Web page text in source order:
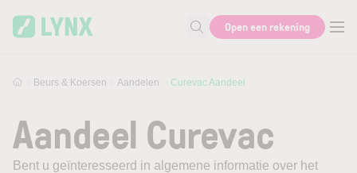
Zoek naar informatie
Open een rekening
Beurs & Koersen Aandelen Curevac Aandeel
Aandeel Curevac
Bent u geïnteresseerd in algemene informatie over het